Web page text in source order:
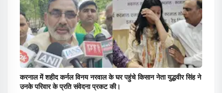
करनाल में शहीद कर्नल विनय नरवाल के घर पहुंचे किसान नेता युद्धवीर सिंह ने
उनके परिवार के प्रति संवेदना प्रकट की।